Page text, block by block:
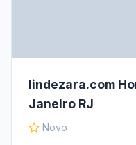
lindezara.com
Janeiro RJ
Novo